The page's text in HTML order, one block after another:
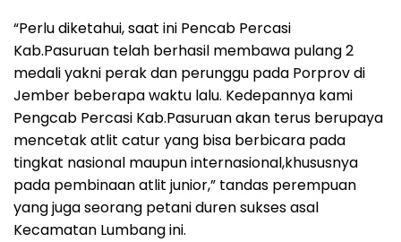
“Perlu diketahui, saat ini Pencab Percasi
Kab.Pasuruan telah berhasil membawa pulang 2
medali yakni perak dan perunggu pada Porprov di
Jember beberapa waktu lalu. Kedepannya kami
Pengcab Percasi Kab.Pasuruan akan terus berupaya
mencetak atlit catur yang bisa berbicara pada
tingkat nasional maupun internasional,khususnya
pada pembinaan atlit junior,” tandas perempuan
yang juga seorang petani duren sukses asal
Kecamatan Lumbang ini.